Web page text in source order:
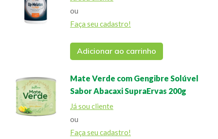
ou
Faça seu cadastro!
Adicionar ao carrinho
Mate Verde com Gengibre Solúvel
Sabor Abacaxi SupraErvas 200g
Já sou cliente
ou
Faça seu cadastro!